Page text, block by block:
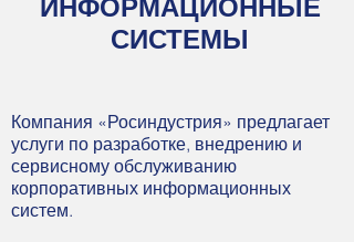
ИНФОРМАЦИОННЫЕ
СИСТЕМЫ
Компания «Росиндустрия» предлагает
услуги по разработке, внедрению и
сервисному обслуживанию
корпоративных информационных
систем.